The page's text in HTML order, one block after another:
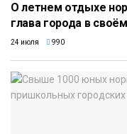
О летнем отдыхе
глава города в
24 июля 990